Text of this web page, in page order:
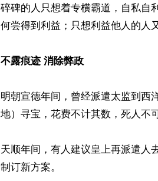
碎碑的人只想着专横霸道，自私自
何尝得到利益；只想利益他人的人
不露痕迹 消除弊政
明朝宣德年间，曾经派遣太监到西
地）寻宝，花费不计其数，死人不
天顺年间，有人建议皇上再派遣人
制订新方案。